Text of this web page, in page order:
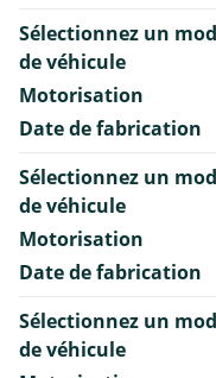
Sélectionnez un
de véhicule
Motorisation
Date de fabrication
Sélectionnez un
de véhicule
Motorisation
Date de fabrication
Sélectionnez un
de véhicule